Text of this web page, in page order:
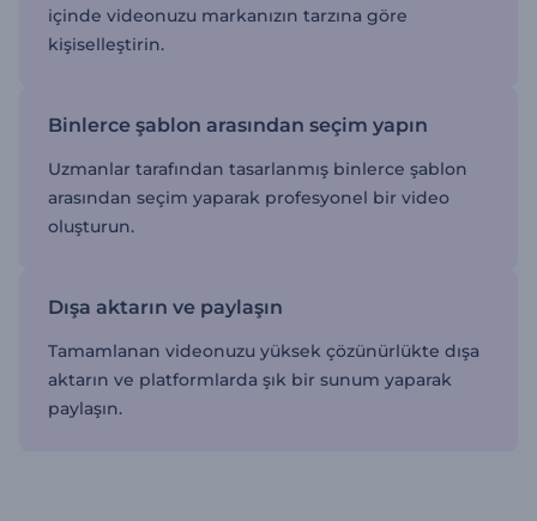
içinde videonuzu markanızın tarzına göre
kişiselleştirin.
Binlerce şablon arasından seçim yapın
Uzmanlar tarafından tasarlanmış binlerce şablon
arasından seçim yaparak profesyonel bir video
oluşturun.
Dışa aktarın ve paylaşın
Tamamlanan videonuzu yüksek çözünürlükte dışa
aktarın ve platformlarda şık bir sunum yaparak
paylaşın.